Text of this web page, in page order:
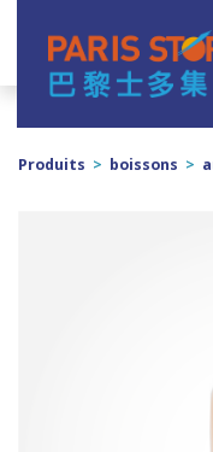
Navigation
Produits > boissons >